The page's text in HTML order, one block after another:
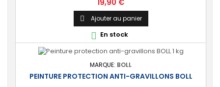
supports] Convient à tous types de bois soumis à des
conditions climatiques difficiles. Aussi adapté pour les
surfaces intérieures (meubles, portes, lambris, poutres).
🔝 [Protection haute...
 Ajouter au panier
 En stock
MARQUE: BOLL
PEINTURE PROTECTION ANTI-GRAVILLONS BOLL